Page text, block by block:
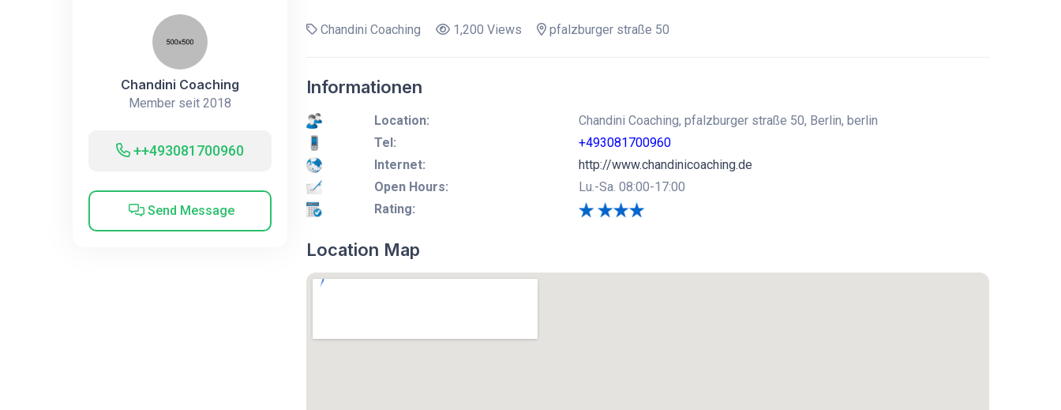
Chandini Coaching
Member seit 2018
++493081700960
Send Message
Chandini Coaching 1,200 Views pfalzburger straße 50
Informationen
Location:
Chandini Coaching, pfalzburger straße 50, Berlin, berlin
Tel:
+493081700960
Internet:
http://www.chandinicoaching.de
Open Hours:
Lu.-Sa. 08:00-17:00
Rating:
Location Map